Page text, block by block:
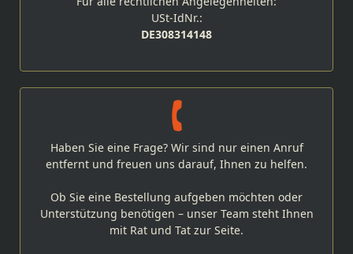
USt-IdNr.:
DE308314148
Haben Sie eine Frage? Wir sind nur einen Anruf
entfernt und freuen uns darauf, Ihnen zu helfen.
Ob Sie eine Bestellung aufgeben möchten oder
Unterstützung benötigen – unser Team steht Ihnen
mit Rat und Tat zur Seite.